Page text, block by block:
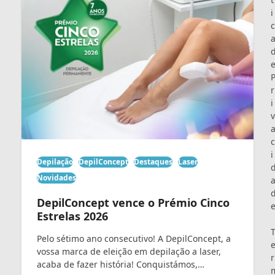
Depilação DepilConcept Destaques Laser
Novidades
DepilConcept vence o Prémio Cinco
Estrelas 2026
Pelo sétimo ano consecutivo! A DepilConcept, a
vossa marca de eleição em depilação a laser,
acaba de fazer história! Conquistámos,…
i
c
a
e
P
r
i
v
a
c
i
a
e
T
e
r